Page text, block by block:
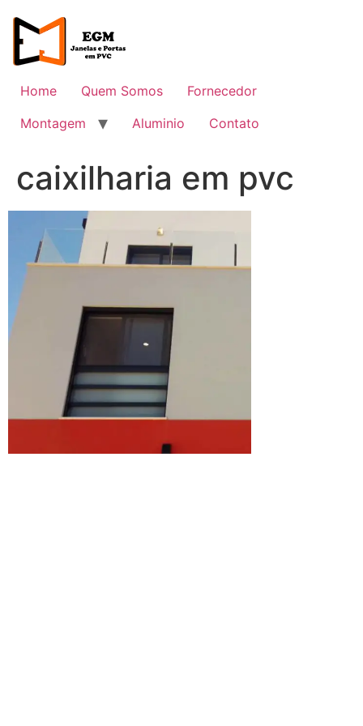
para
conteúdo
Home
Quem Somos
Fornecedor
Montagem
Aluminio Contato
caixilharia em pvc